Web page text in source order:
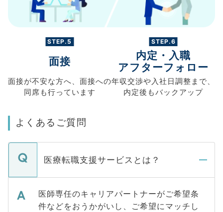
STEP.5
面接
面接が不安な方へ、 面接への
同席も行っています
STEP.6
内定・入職
アフターフォロー
年収交渉や入社日調整まで、
内定後もバックアップ
よくあるご質問
医療転職支援サービスとは？
医師専任のキャリアパートナーがご希望条
件などをおうかがいし、ご希望にマッチし